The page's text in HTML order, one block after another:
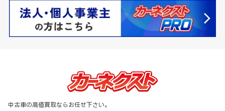
中古車の高価買取ならお任せ下さい。